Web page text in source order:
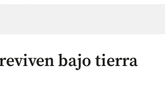
bajo tierra